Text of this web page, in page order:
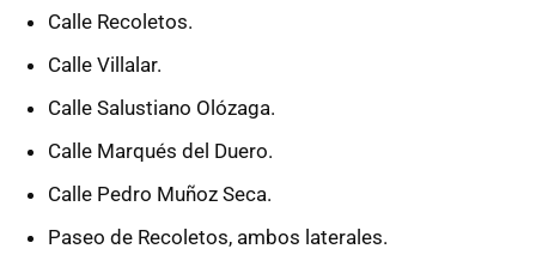
Calle Recoletos.
Calle Villalar.
Calle Salustiano Olózaga.
Calle Marqués del Duero.
Calle Pedro Muñoz Seca.
Paseo de Recoletos, ambos laterales.